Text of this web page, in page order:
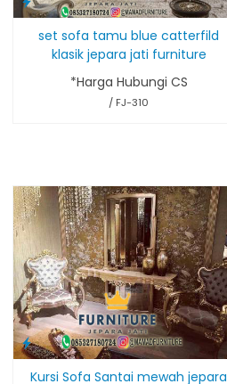
set sofa tamu blue catterfild
klasik jepara jati furniture
*Harga Hubungi CS
/ FJ-310
Kursi Sofa Santai mewah jepara